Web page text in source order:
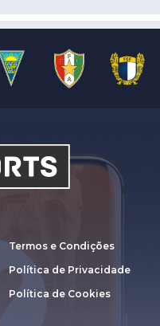
Termos e Condições
Política de Privacidade
Política de Cookies